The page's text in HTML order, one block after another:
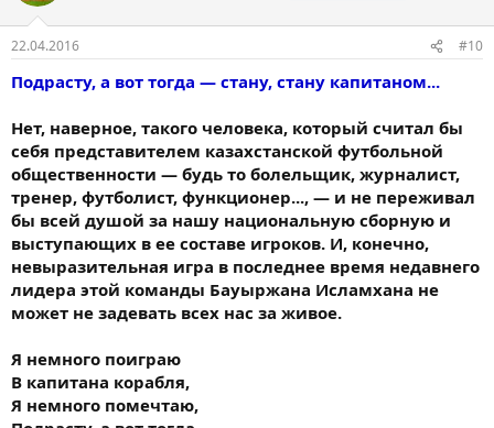
22.04.2016 #10
Подрасту, а вот тогда — стану, стану капитаном...
Нет, наверное, такого человека, который считал бы
себя представителем казахстанской футбольной
общественности — будь то болельщик, журналист,
тренер, футболист, функционер..., — и не переживал
бы всей душой за нашу национальную сборную и
выступающих в ее составе игроков. И, конечно,
невыразительная игра в последнее время недавнего
лидера этой команды Бауыржана Исламхана не
может не задевать всех нас за живое.
Я немного поиграю
В капитана корабля,
Я немного помечтаю,